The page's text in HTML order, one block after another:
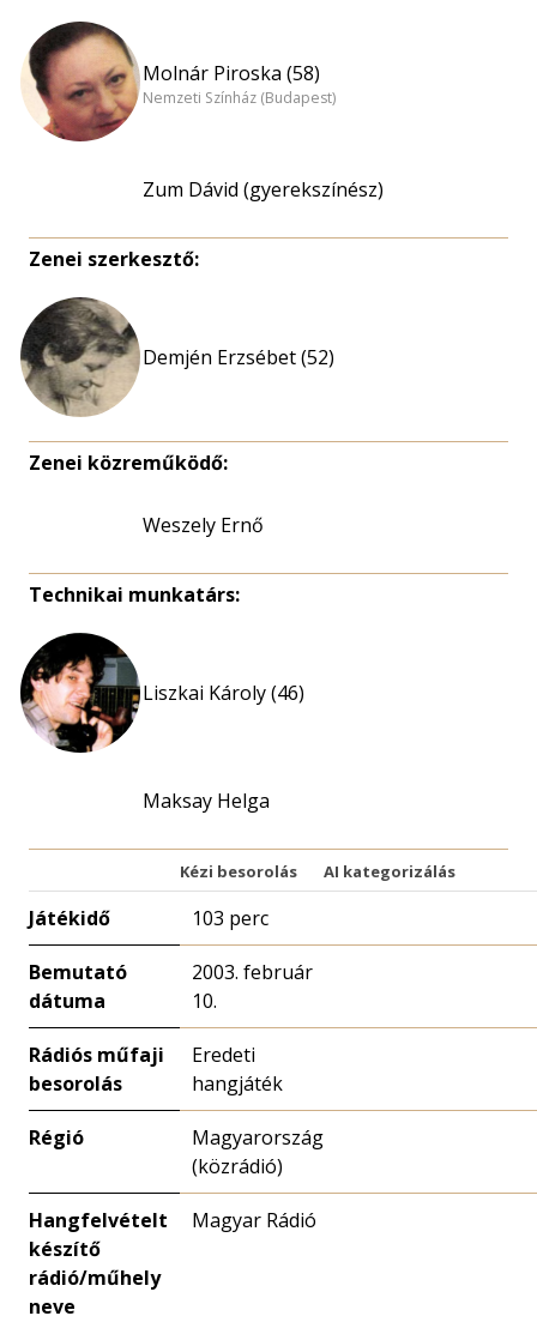
Molnár Piroska (58)
Nemzeti Színház (Budapest)
Zum Dávid (gyerekszínész)
Zenei szerkesztő:
Demjén Erzsébet (52)
Zenei közreműködő:
Weszely Ernő
Technikai munkatárs:
Liszkai Károly (46)
Maksay Helga
Kézi besorolás AI kategorizálás
Játékidő 103 perc
Bemutató
dátuma
2003. február
10.
Rádiós műfaji
besorolás
Eredeti
hangjáték
Régió
Magyarország
(közrádió)
Hangfelvételt
készítő
rádió/műhely
neve
Magyar Rádió